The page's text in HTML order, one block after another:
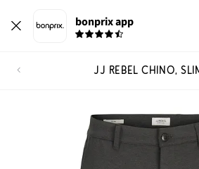
bonprix app
JJ REBEL CHINO,